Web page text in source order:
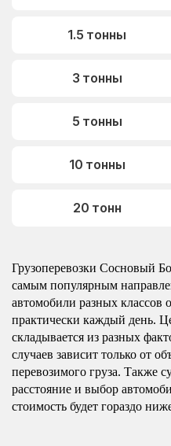
1.5 тонны
3 тонны
5 тонны
10 тонны
20 тонн
Грузоперевозки Сосновый
самым популярным
автомобили разных классов
практически каждый день.
складывается из разных
случаев зависит только от
перевозимого груза. Также
расстояние и выбор
стоимость будет гораздо